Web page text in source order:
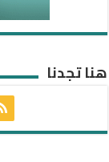
هنا تجدنا